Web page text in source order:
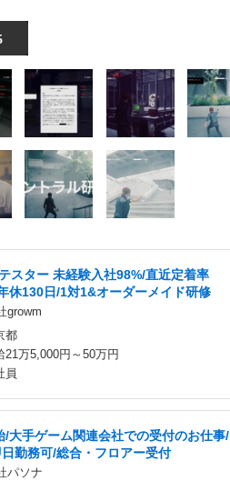
スター 未経験入社98%/直近定着率
休130日/1対1&オーダーメイド研修
growm
都
21万5,000円～50万円
員
/大手ゲーム関連会社での受付のお仕事/
勤務可/総合・フロアー受付
パソナ